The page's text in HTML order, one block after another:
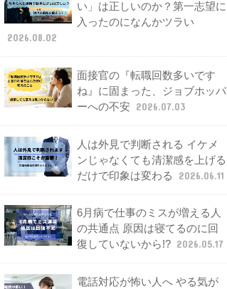
い」は正しいのか？第一志望に
入ったのになんかツラい
2026.08.02
面接官の『転職回数多いです
ね』に固まった、ジョブホッパ
ーへの不安
2026.07.03
人は外見で判断される イケメ
ンじゃなくても清潔感を上げる
だけで印象は変わる
2026.06.11
6月病で仕事のミスが増える人
の共通点 原因は寝てるのに回
復していないから!? 2026.05.17
電話対応が怖い人へ やる気が